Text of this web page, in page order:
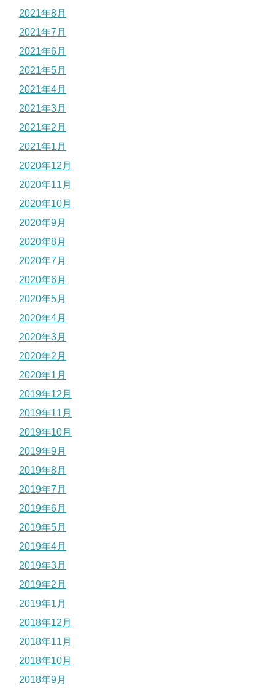
2021年8月
2021年7月
2021年6月
2021年5月
2021年4月
2021年3月
2021年2月
2021年1月
2020年12月
2020年11月
2020年10月
2020年9月
2020年8月
2020年7月
2020年6月
2020年5月
2020年4月
2020年3月
2020年2月
2020年1月
2019年12月
2019年11月
2019年10月
2019年9月
2019年8月
2019年7月
2019年6月
2019年5月
2019年4月
2019年3月
2019年2月
2019年1月
2018年12月
2018年11月
2018年10月
2018年9月